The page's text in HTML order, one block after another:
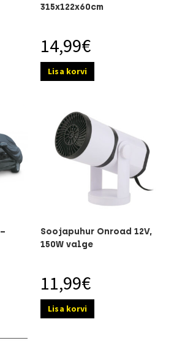
315x122x60cm
14,99€
Lisa korvi
Soojapuhur Onroad 12V,
150W valge
11,99€
Lisa korvi